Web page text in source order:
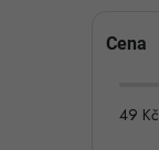
PCena
49 Kč